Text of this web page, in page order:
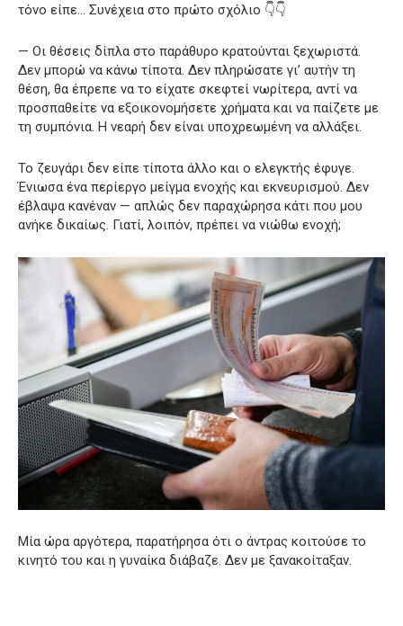
τόνο είπε… Συνέχεια στο πρώτο σχόλιο 👇👇
— Οι θέσεις δίπλα στο παράθυρο κρατούνται ξεχωριστά.
Δεν μπορώ να κάνω τίποτα. Δεν πληρώσατε γι’ αυτήν τη
θέση, θα έπρεπε να το είχατε σκεφτεί νωρίτερα, αντί να
προσπαθείτε να εξοικονομήσετε χρήματα και να παίζετε με
τη συμπόνια. Η νεαρή δεν είναι υποχρεωμένη να αλλάξει.
Το ζευγάρι δεν είπε τίποτα άλλο και ο ελεγκτής έφυγε.
Ένιωσα ένα περίεργο μείγμα ενοχής και εκνευρισμού. Δεν
έβλαψα κανέναν — απλώς δεν παραχώρησα κάτι που μου
ανήκε δικαίως. Γιατί, λοιπόν, πρέπει να νιώθω ενοχή;
Μία ώρα αργότερα, παρατήρησα ότι ο άντρας κοιτούσε το
κινητό του και η γυναίκα διάβαζε. Δεν με ξανακοίταξαν.